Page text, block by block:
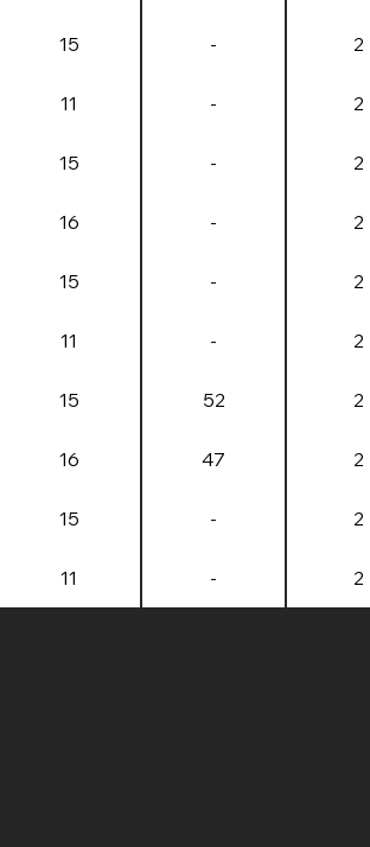
15 - 2
11 - 2
15 - 2
16 - 2
15 - 2
11 - 2
15 52 2
16 47 2
15 - 2
11 - 2